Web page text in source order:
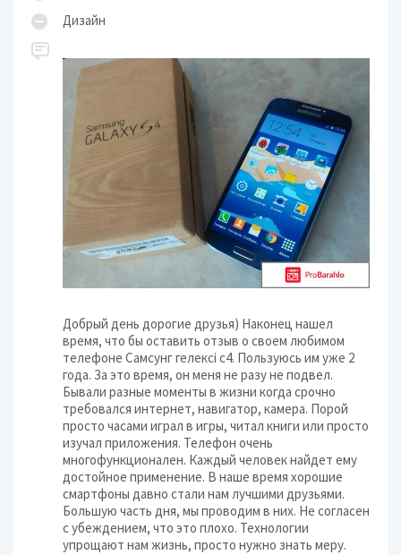
Дизайн
Добрый день дорогие друзья) Наконец нашел
время, что бы оставить отзыв о своем любимом
телефоне Самсунг гелексі с4. Пользуюсь им уже 2
года. За это время, он меня не разу не подвел.
Бывали разные моменты в жизни когда срочно
требовался интернет, навигатор, камера. Порой
просто часами играл в игры, читал книги или просто
изучал приложения. Телефон очень
многофункционален. Каждый человек найдет ему
достойное применение. В наше время хорошие
смартфоны давно стали нам лучшими друзьями.
Большую часть дня, мы проводим в них. Не согласен
с убеждением, что это плохо. Технологии
упрощают нам жизнь, просто нужно знать меру.